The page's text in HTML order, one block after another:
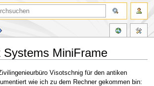
Systems MiniFrame
Visotschnig für den antiken
wie ich zu dem Rechner gekommen bin: